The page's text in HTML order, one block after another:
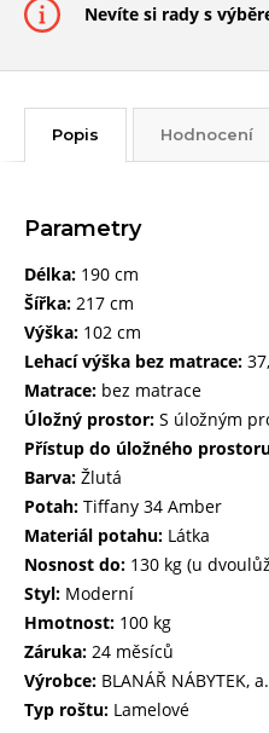
Nevíte si rady s
Popis Hodnocení
Parametry
Délka: 190 cm
Šířka: 217 cm
Výška: 102 cm
Lehací výška bez matrace:
Matrace: bez matrace
Úložný prostor: S úložným
Přístup do úložného
Barva: Žlutá
Potah: Tiffany 34 Amber
Materiál potahu: Látka
Nosnost do: 130 kg (u
Styl: Moderní
Hmotnost: 100 kg
Záruka: 24 měsíců
Výrobce: BLANÁŘ NÁBYTEK,
Typ roštu: Lamelové